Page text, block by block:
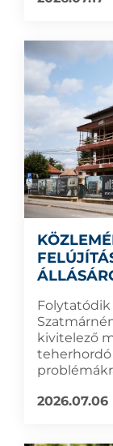
Folytatódik
kivitelező
2026.07.06